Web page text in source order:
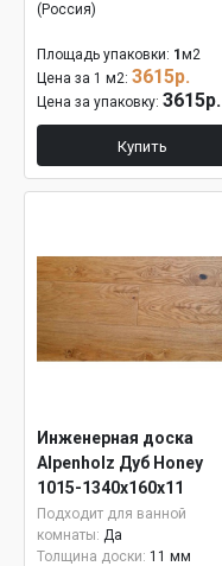
(Россия)
Площадь упаковки: 1 м2
Цена за 1 м2: 3615р.
Цена за упаковку: 3615р.
Купить
Инженерная доска
Alpenholz Дуб Honey
1015-1340х160х11
Подходит для ванной
комнаты: Да
Толщина доски: 11 мм